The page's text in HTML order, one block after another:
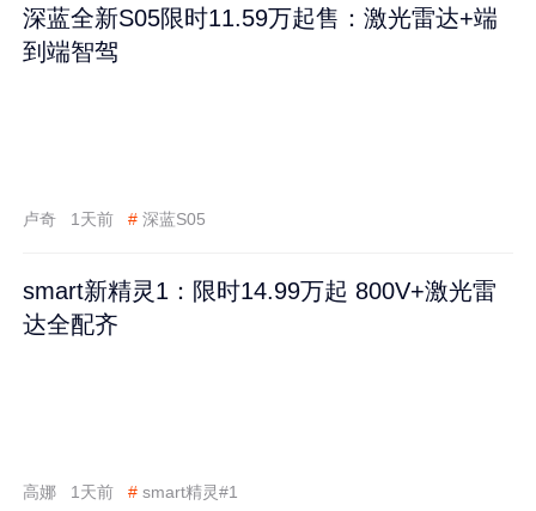
深蓝全新S05限时11.59万起售：激光雷达+端
到端智驾
卢奇 1天前 # 深蓝S05
smart新精灵1：限时14.99万起 800V+激光雷
达全配齐
高娜 1天前 # smart精灵#1